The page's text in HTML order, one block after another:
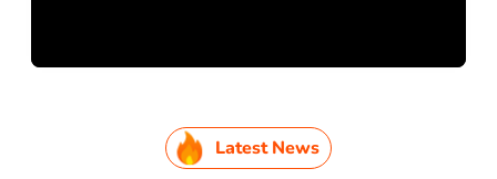
Latest News